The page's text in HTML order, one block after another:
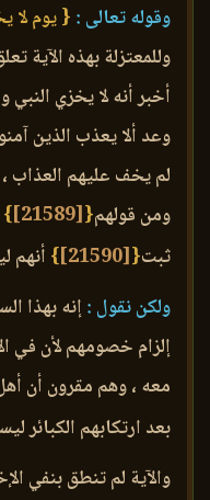
وقوله تعالى : { يوم لا
وللمعتزلة بهذه الآية
أخبر أنه لا يخزي النبي
وعد ألا يعذب الذين
لم يخف عليهم العذاب
ومن قولهم{
[21589]
}
ثبت{
[21590]
}أنهم
ولكن نقول :إنه بهذا
إلزام خصومهم لأن في
معه ، وهم مقرون أن
بعد ارتكابهم الكبائر
والآية لم تنطق بنفي